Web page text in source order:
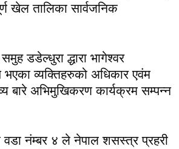
खेल तालिका सार्वजनिक
डडेल्धुरा द्धारा भागेश्वर
भएका व्यक्तिहरुको अधिकार एवंम
बारे अभिमुखिकरण कार्यक्रम सम्पन्न
वडा नंम्बर ४ ले नेपाल शसस्त्र प्रहरी